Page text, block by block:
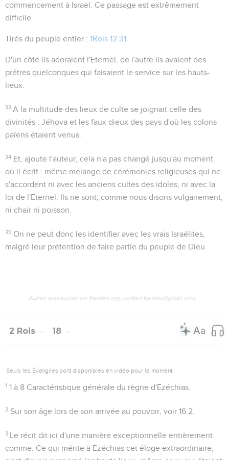
commencement à Israël. Ce passage est extrêmement
difficile.
Tirés du peuple entier : 1Rois 12.31
D'un côté ils adoraient l'Eternel, de l'autre ils avaient des
prêtres quelconques qui faisaient le service sur les hauts-
lieux.
33 A la multitude des lieux de culte se joignait celle des
divinités : Jéhova et les faux dieux des pays d'où les colons
païens étaient venus.
34 Et, ajoute l'auteur, cela n'a pas changé jusqu'au moment
où il écrit : même mélange de cérémonies religieuses qui ne
s'accordent ni avec les anciens cultes des idoles, ni avec la
loi de l'Eternel. Ils ne sont, comme nous disons vulgairement,
ni chair ni poisson.
35 On ne peut donc les identifier avec les vrais Israélites,
malgré leur prétention de faire partie du peuple de Dieu.
Autres ressources sur theotex.org, contact theotex@gmail.com
2 Rois 18
Seuls les Évangiles sont disponibles en vidéo pour le moment.
1 1 à 8 Caractéristique générale du règne d'Ezéchias.
2 Sur son âge lors de son arrivée au pouvoir, voir16.2
3 Le récit dit ici d'une manière exceptionnelleentièrement
comme . Ce qui mérite à Ezéchias cet éloge extraordinaire,